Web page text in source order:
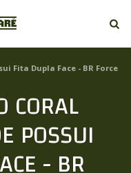
Fita Dupla Face - BR Force
CORAL
POSSUI